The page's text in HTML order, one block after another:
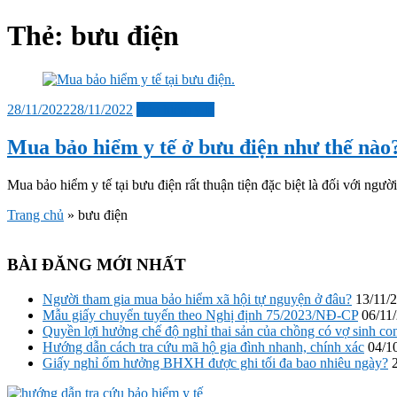
Thẻ: bưu điện
Đăng
28/11/202228/11/2022
Mua bảo hiểm y tế ở bưu điện như thế
Mua bảo hiểm y tế tại bưu điện rất thuận tiện đặc biệt là đối với
Trang chủ » bưu điện
BÀI ĐĂNG MỚI NHẤT
Người tham gia mua bảo hiểm xã hội tự nguyện ở đâu? 13/11/
Mẫu giấy chuyển tuyến theo Nghị định 75/2023/NĐ-CP 06/
Quyền lợi hưởng chế độ nghỉ thai sản của chồng có vợ sinh
Hướng dẫn cách tra cứu mã hộ gia đình nhanh, chính xác 04/
Giấy nghỉ ốm hưởng BHXH được ghi tối đa bao nhiêu ngày?